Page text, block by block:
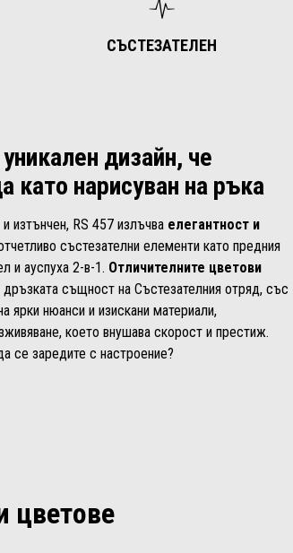
СЪСТЕЗАТЕЛЕН
дизайн, че
като нарисуван на ръка
изтънчен, RS 457 излъчва елегантност и
състезателни елементи като предния
и ауспуха 2-в-1. Отличителните цветови
дръзката същност на Състезателния отряд, със
ярки нюанси и изискани материали,
което внушава скорост и престиж.
се заредите с настроение?
цветове